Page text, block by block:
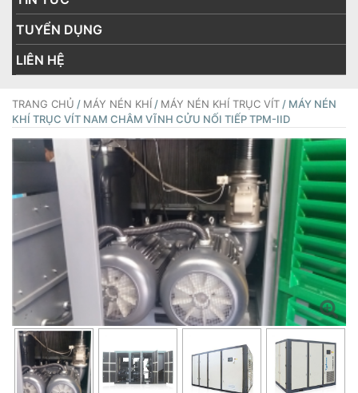
TUYỂN DỤNG
LIÊN HỆ
TRANG CHỦ / MÁY NÉN KHÍ / MÁY NÉN KHÍ TRỤC VÍT / MÁY NÉN
KHÍ TRỤC VÍT NAM CHÂM VĨNH CỬU NỐI TIẾP TPM-IID